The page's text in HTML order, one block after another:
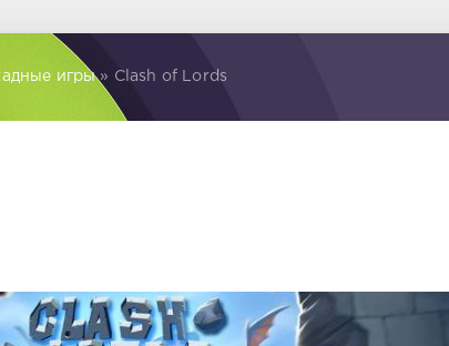
игры» Clash of Lords